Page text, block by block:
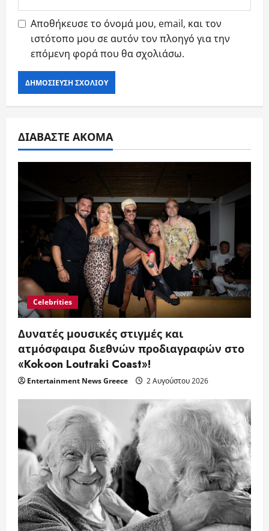
Αποθήκευσε το όνομά μου, email, και τον
ιστότοπο μου σε αυτόν τον πλοηγό για την
επόμενη φορά που θα σχολιάσω.
ΔΙΑΒΑΣΤΕ ΑΚΟΜΑ
Celebrities
Δυνατές μουσικές στιγμές και
ατμόσφαιρα διεθνών προδιαγραφών στο
«Kokoon Loutraki Coast»!
Entertainment News Greece 2 Αυγούστου 2026